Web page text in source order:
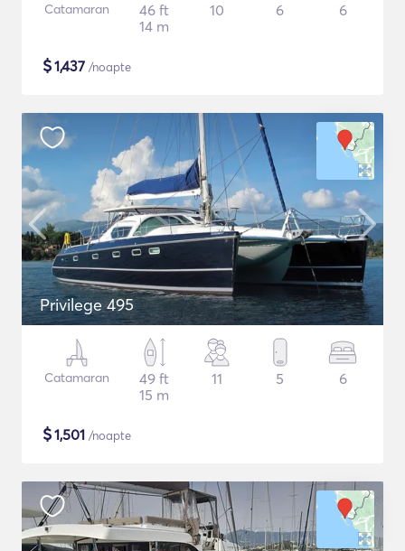
Catamaran
46 ft
14 m
10 6 6
$1,437 /noapte
Privilege 495
Catamaran
49 ft
15 m
11 5 6
$1,501 /noapte